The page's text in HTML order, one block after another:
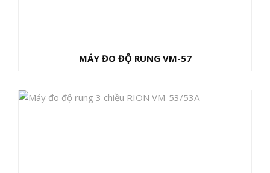
MÁY ĐO ĐỘ RUNG VM-57